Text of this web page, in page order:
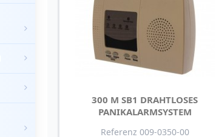
300 M SB1 DRAHTLOSES
PANIKALARMSYSTEM
Referenz 009-0350-00